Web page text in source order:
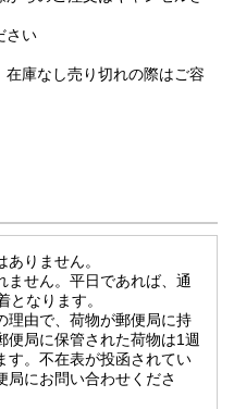
さい
在庫なし売り切れの際はご容
りません。
ません。平日であれば、通
なります。
理由で、荷物が郵便局に持
便局に保管された荷物は1週
す。不在表が投函されてい
局にお問い合わせくださ